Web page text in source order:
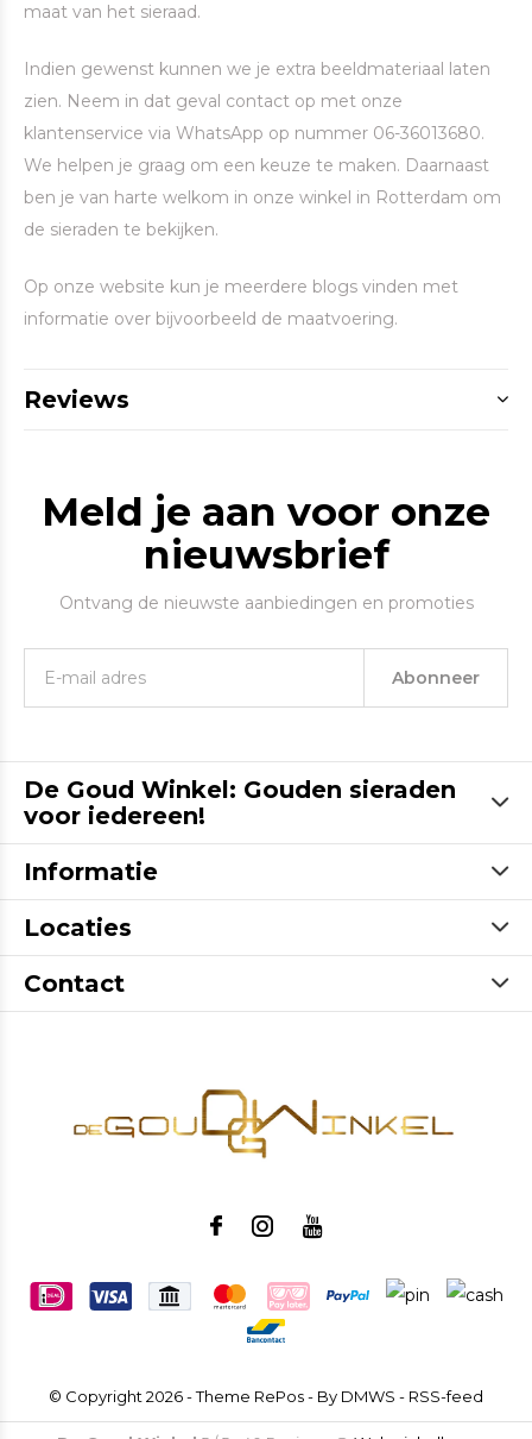
maat van het sieraad.
Indien gewenst kunnen we je extra beeldmateriaal laten
zien. Neem in dat geval contact op met onze
klantenservice via WhatsApp op nummer 06-36013680.
We helpen je graag om een keuze te maken. Daarnaast
ben je van harte welkom in onze winkel in Rotterdam om
de sieraden te bekijken.
Op onze website kun je meerdere blogs vinden met
informatie over bijvoorbeeld de maatvoering.
Reviews
Meld je aan voor onze
nieuwsbrief
Ontvang de nieuwste aanbiedingen en promoties
Abonneer
De Goud Winkel: Gouden sieraden
voor iedereen!
Informatie
Locaties
Contact
© Copyright 2026- Theme RePos - By DMWS - RSS-feed